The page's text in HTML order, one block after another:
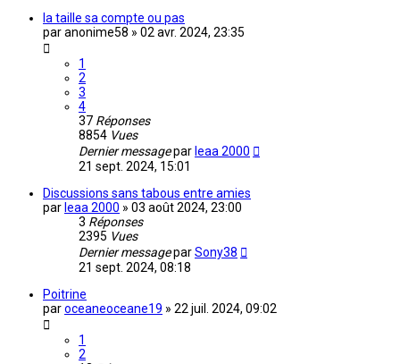
la taille sa compte ou pas
paranonime58 » 02 avr. 2024, 23:35
1
2
3
4
37 Réponses
8854 Vues
Dernier messagepar leaa 2000
21 sept. 2024, 15:01
Discussions sans tabous entre amies
par leaa 2000 » 03 août 2024, 23:00
3 Réponses
2395 Vues
Dernier messageparSony38
21 sept. 2024, 08:18
Poitrine
paroceaneoceane19 » 22 juil. 2024, 09:02
1
2